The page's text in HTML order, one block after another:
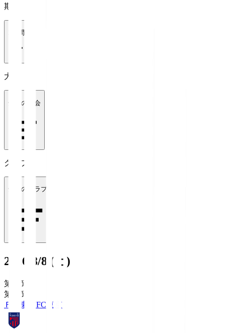
期間
1週間
大会
全ての大会
クラブ
全てのクラブ
2026/8/8 (土)
第1節
第1節
ＦＣ東京FC東京